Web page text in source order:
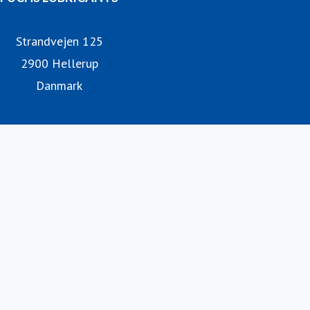
Strandvejen 125
2900 Hellerup
Danmark